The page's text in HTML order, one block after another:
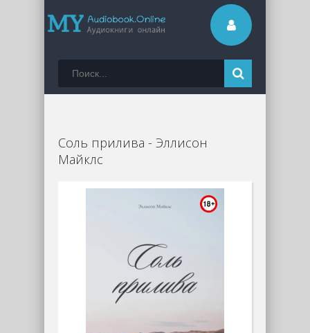
Соль прилива - Эллисон
Майклс